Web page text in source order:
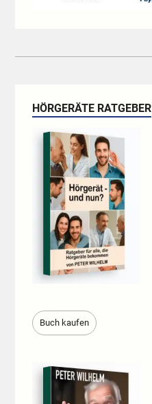
HÖRGERÄTE RATGEBER
Buch kaufen